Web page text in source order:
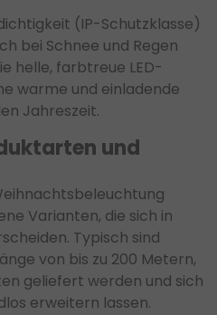
(IP-Schutzklasse)
bei Schnee und Regen
helle, farbtreue LED-
warme und einladende
Jahreszeit.
und
Varianten, die sich in
Typisch sind
von bis zu 200 Metern,
geliefert werden und sich
erweitern lassen.